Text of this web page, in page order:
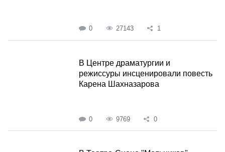
0 27143 1
В Центре драматургии и
режиссуры инсценировали повесть
Карена Шахназарова
0 9769 0